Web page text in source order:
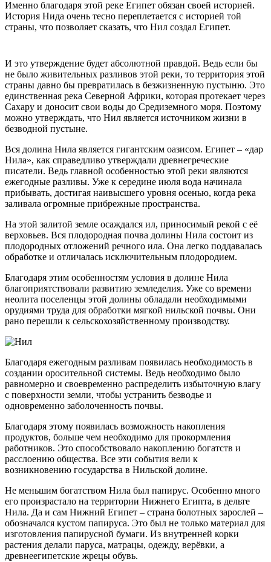
Именно благодаря этой реке Египет обязан своей историей.
История Нида очень тесно переплетается с историей той
страны, что позволяет сказать, что Нил создал Египет.
И это утверждение будет абсолютной правдой. Ведь если бы
не было живительных разливов этой реки, то территория этой
страны давно бы превратилась в безжизненную пустыню. Это
единственная река Северной Африки, которая протекает через
Сахару и доносит свои воды до Средиземного моря. Поэтому
можно утверждать, что Нил является источником жизни в
безводной пустыне.
Вся долина Нила является гигантским оазисом. Египет – «дар
Нила», как справедливо утверждали древнегреческие
писатели. Ведь главной особенностью этой реки являются
ежегодные разливы. Уже к середине июля вода начинала
прибывать, достигая наивысшего уровня осенью, когда река
заливала огромные прибрежные пространства.
На этой залитой земле осаждался ил, приносимый рекой с её
верховьев. Вся плодородная почва долины Нила состоит из
плодородных отложений речного ила. Она легко поддавалась
обработке и отличалась исключительным плодородием.
Благодаря этим особенностям условия в долине Нила
благоприятствовали развитию земледелия. Уже со времени
неолита поселенцы этой долины обладали необходимыми
орудиями труда для обработки мягкой нильской почвы. Они
рано перешли к сельскохозяйственному производству.
Благодаря ежегодным разливам появилась необходимость в
создании оросительной системы. Ведь необходимо было
равномерно и своевременно распределить избыточную влагу
с поверхности земли, чтобы устранить безводье и
одновременно заболоченность почвы.
Благодаря этому появилась возможность накопления
продуктов, больше чем необходимо для прокормления
работников. Это способствовало накоплению богатств и
расслоению общества. Все эти события вели к
возникновению государства в Нильской долине.
Не меньшим богатством Нила был папирус. Особенно много
его произрастало на территории Нижнего Египта, в дельте
Нила. Да и сам Нижний Египет – страна болотных зарослей –
обозначался кустом папируса. Это был не только материал для
изготовления папирусной бумаги. Из внутренней корки
растения делали паруса, матрацы, одежду, верёвки, а
древнеегипетские жрецы обувь.